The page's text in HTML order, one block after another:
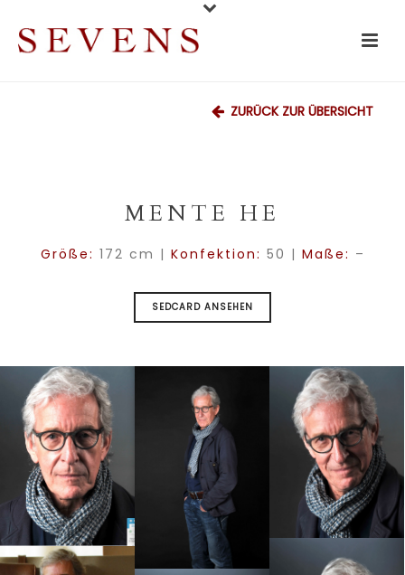
ZURÜCK ZUR ÜBERSICHT
MENTE HE
Größe: 172 cm | Konfektion: 50 | Maße: –
SEDCARD ANSEHEN